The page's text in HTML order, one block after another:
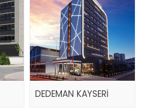
DEDEMAN KAYSERİ